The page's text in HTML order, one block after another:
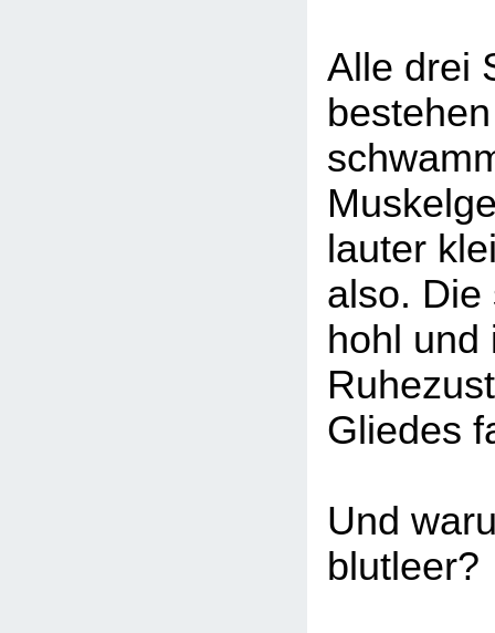
Alle drei
lauter
also. Die
hohl und
Gliedes
Und
blutleer?